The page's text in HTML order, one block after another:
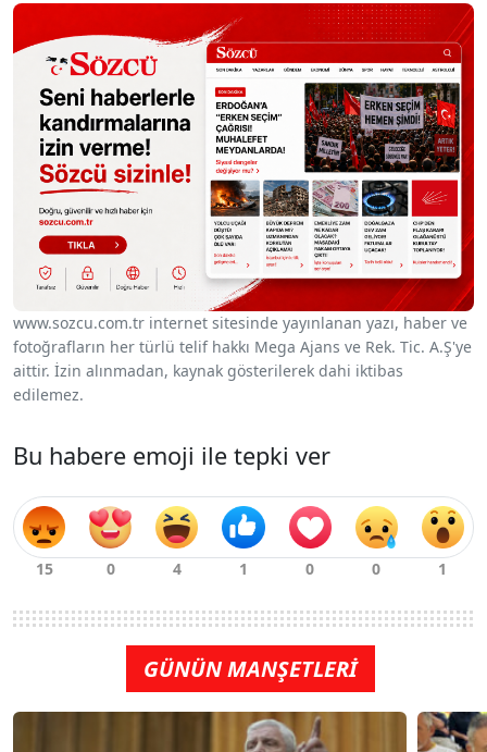
www.sozcu.com.tr internet sitesinde yayınlanan yazı, haber ve
fotoğrafların her türlü telif hakkı Mega Ajans ve Rek. Tic. A.Ş'ye
aittir. İzin alınmadan, kaynak gösterilerek dahi iktibas
edilemez.
Bu habere emoji ile tepki ver
GÜNÜN MANŞETLERİ